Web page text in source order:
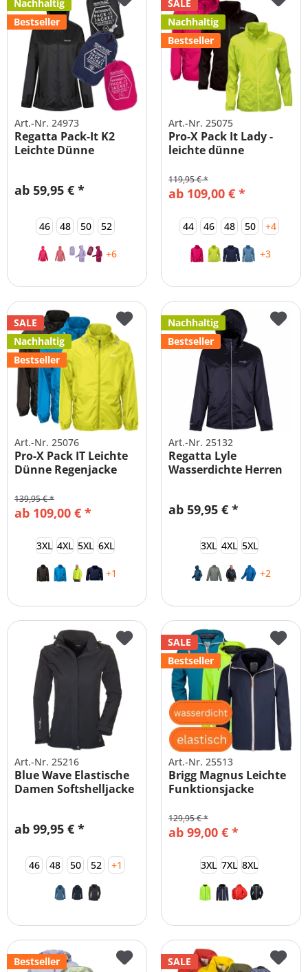
(1)
Nachhaltig
Bestseller
Art.-Nr. 24973
Regatta Pack-It K2
Leichte Dünne
ab 59,95 € *
46 48 50 52
+6
SALE
Nachhaltig
Bestseller
Art.-Nr. 25075
Pro-X Pack It Lady -
leichte dünne
ab 109,00 € *
119,95 € *
44 46 48 50 +4
+3
SALE
Nachhaltig
Bestseller
Art.-Nr. 25076
Pro-X Pack IT Leichte
Dünne Regenjacke
ab 109,00 € *
139,95 € *
3XL 4XL 5XL 6XL
+1
Nachhaltig
Bestseller
Art.-Nr. 25132
Regatta Lyle
Wasserdichte Herren
ab 59,95 € *
3XL 4XL 5XL
+2
Art.-Nr. 25216
Blue Wave Elastische
Damen Softshelljacke
ab 99,95 € *
46 48 50 52 +1
SALE
Bestseller
Art.-Nr. 25513
Brigg Magnus Leichte
Funktionsjacke
ab 99,00 € *
129,95 € *
3XL 7XL 8XL
Bestseller SALE